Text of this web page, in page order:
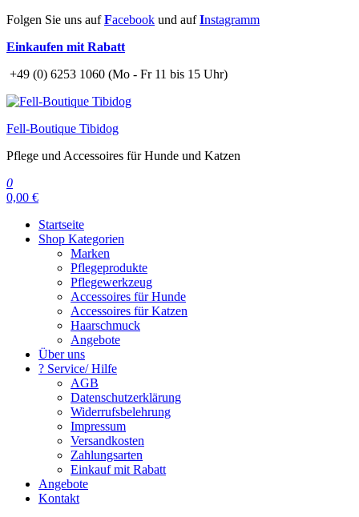
Zum
springen
Folgen Sie uns aufFacebook und aufInstagramm
Einkaufen mit Rabatt
+49 (0) 6253 1060 (Mo - Fr 11 bis 15 Uhr)
Fell-Boutique Tibidog
Pflege und Accessoires für Hunde und Katzen
0
0,00 €
Startseite
Shop Kategorien
Marken
Pflegeprodukte
Pflegewerkzeug
Accessoires für Hunde
Accessoires für Katzen
Haarschmuck
Angebote
Über uns
? Service/ Hilfe
AGB
Datenschutzerklärung
Widerrufsbelehrung
Impressum
Versandkosten
Zahlungsarten
Einkauf mit Rabatt
Angebote
Kontakt